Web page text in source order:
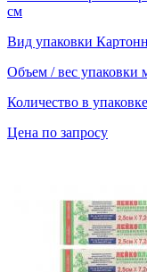
см
Вид упаковки
Объем / вес упаковки
Количество в упаковке
Цена по запросу